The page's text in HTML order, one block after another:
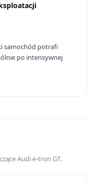
samochód potrafi
po intensywnej
Audi e-tron GT.